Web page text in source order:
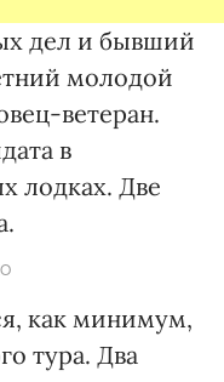
дел и бывший
молодой
ветеран.
в
лодках. Две
как минимум,
тура. Два